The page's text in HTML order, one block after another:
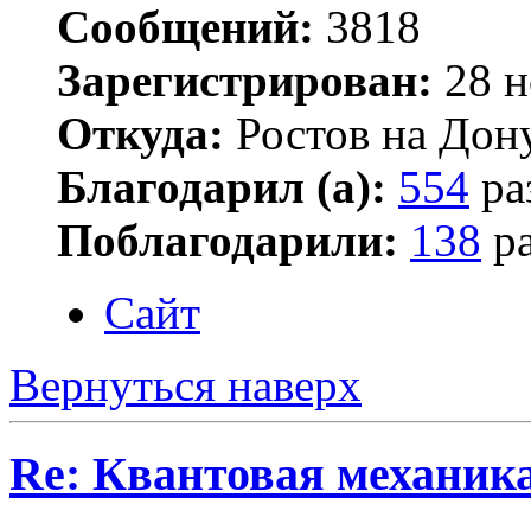
Сообщений: 3818
Зарегистрирован: 28
Откуда: Ростов на
Благодарил (а): 554
Поблагодарили: 138
Сайт
Вернуться наверх
Re: Квантовая